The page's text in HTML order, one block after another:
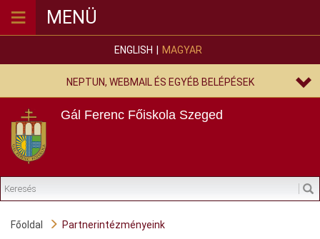
ENGLISH MAGYAR
NEPTUN, WEBMAIL ÉS EGYÉB BELÉPÉSEK
Gál Ferenc Főiskola Szeged
≡ MENÜ
Főoldal Partnerintézményeink